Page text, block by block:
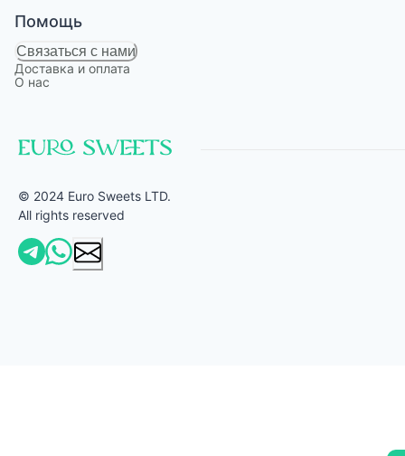
Помощь
Связаться с нами
Доставка и оплата
О нас
© 2024 Euro Sweets LTD.
All rights reserved